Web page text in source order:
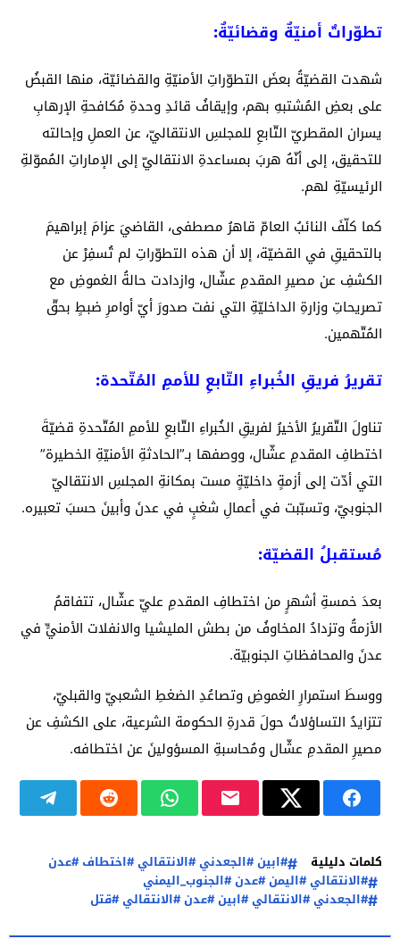
تطوّراتٌ أمنيّةٌ وقضائيّةٌ:
شهدت القضيّةُ بعضَ التطوّراتِ الأمنيّةِ والقضائيّة، منها القبضُ
على بعضِ المُشتبهِ بهم، وإيقافُ قائدِ وحدةِ مُكافحةِ الإرهابِ
يسران المقطريّ التّابعِ للمجلسِ الانتقاليّ، عن العملِ وإحالته
للتحقيق، إلى أنّهُ هربَ بمساعدةِ الانتقاليّ إلى الإماراتِ المُموّلةِ
الرئيسيّةِ لهم.
كما كلّفَ النائبُ العامّ قاهرُ مصطفى، القاضيَ عزامَ إبراهيمَ
بالتحقيقِ في القضيّة، إلا أن هذه التطوّراتِ لم تُسفِرْ عن
الكشفِ عن مصيرِ المقدمِ عشّال، وازدادت حالةُ الغموضِ مع
تصريحاتِ وزارةِ الداخليّةِ التي نفت صدورَ أيّ أوامرِ ضبطٍ بحقّ
المُتّهمين.
تقريرُ فريقِ الخُبراءِ التّابعِ للأممِ المُتّحدة:
تناولَ التّقريرُ الأخيرُ لفريقِ الخُبراءِ التّابعِ للأممِ المُتّحدةِ قضيّةَ
اختطافِ المقدمِ عشّال، ووصفها بـ”الحادثةِ الأمنيّةِ الخطيرة”
التي أدّت إلى أزمةٍ داخليّةٍ مست بمكانةِ المجلسِ الانتقاليّ
الجنوبيّ، وتسبّبت في أعمالِ شغبٍ في عدنَ وأبينَ حسبَ تعبيره.
مُستقبلُ القضيّة:
بعدَ خمسةِ أشهرٍ من اختطافِ المقدمِ عليّ عشّال، تتفاقمُ
الأزمةُ وتزدادُ المخاوفُ من بطش المليشيا والانفلات الأمنيٍّ في
عدنَ والمحافظاتِ الجنوبيّة.
ووسطَ استمرارِ الغموضِ وتصاعُدِ الضغطِ الشعبيّ والقبليّ،
تتزايدُ التساؤلاتُ حولَ قدرةِ الحكومة الشرعية، على الكشفِ عن
مصيرِ المقدمِ عشّال ومُحاسبةِ المسؤولينَ عن اختطافه.
كلمات دليلية
#ابين #الجعدني #الانتقالي #اختطاف #عدن
#الانتقالي #اليمن #عدن #الجنوب_اليمني
#الجعدني #الانتقالي #ابين #عدن #الانتقالي #قتل